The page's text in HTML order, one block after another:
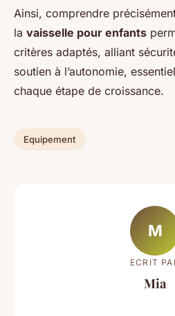
Ainsi, comprendre
la vaisselle pour enfants
critères adaptés, alliant
soutien à l’autonomie,
chaque étape de croissance.
Equipement
M
ECRIT
Mia